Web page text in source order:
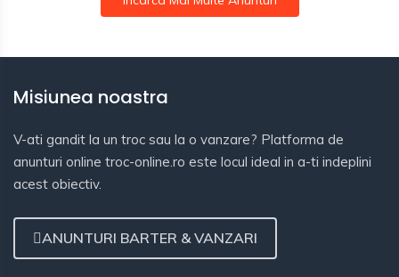
Misiunea noastra
V-ati gandit la un troc sau la o vanzare? Platforma de
anunturi online troc-online.ro este locul ideal in a-ti indeplini
acest obiectiv.
ANUNTURI BARTER & VANZARI